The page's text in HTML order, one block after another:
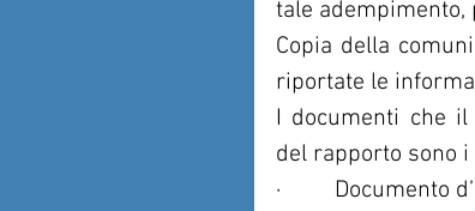
tale adempimento,
Copia della
riportate le
I documenti che il
del rapporto sono i
·         Documento